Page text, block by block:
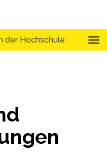
der Hochschule